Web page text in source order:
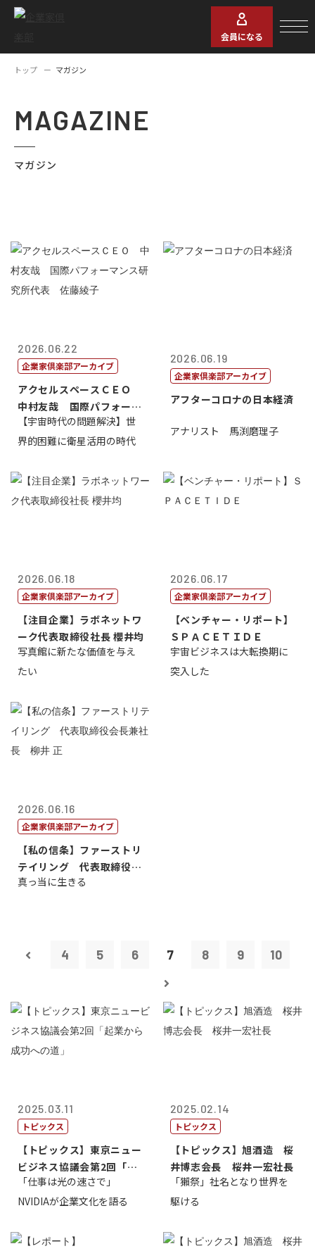
会員になる
トップ マガジン
MAGAZINE
マガジン
2026.06.22
企業家倶楽部アーカイブ
アクセルスペースＣＥＯ
中村友哉 国際パフォーマ
ンス研究所代...
【宇宙時代の問題解決】世
界的困難に衛星活用の時代
2026.06.19
企業家倶楽部アーカイブ
アフターコロナの日本経済
アナリスト 馬渕磨理子
2026.06.18
企業家倶楽部アーカイブ
【注目企業】ラボネットワ
ーク代表取締役社長 櫻井均
写真館に新たな価値を与え
たい
2026.06.17
企業家倶楽部アーカイブ
【ベンチャー・リポート】
ＳＰＡＣＥＴＩＤＥ
宇宙ビジネスは大転換期に
突入した
2026.06.16
企業家倶楽部アーカイブ
【私の信条】ファーストリ
テイリング 代表取締役会
長兼社長 柳...
真っ当に生きる
4 5 6 7 8 9 10
2025.03.11
トピックス
【トピックス】東京ニュー
ビジネス協議会第2回「起
業から成功へ...
「仕事は光の速さで」
NVIDIAが企業文化を語る
2025.02.14
トピックス
【トピックス】旭酒造 桜
井博志会長 桜井一宏社長
「獺祭」社名となり世界を
駆ける